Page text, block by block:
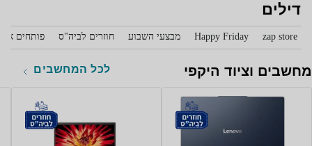
דילים
zap store
Happy Friday מבצעי השבוע חוזרים לביה"ס פותחים את
מחשבים וציוד היקפי לכל המחשבים